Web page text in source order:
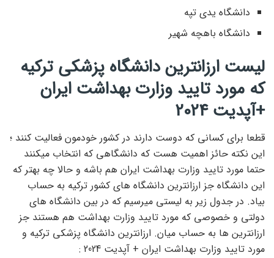
دانشگاه یدی تپه
دانشگاه باهچه شهیر
لیست ارزانترین دانشگاه پزشکی ترکیه
که مورد تایید وزارت بهداشت ایران
+آپدیت 2024
قطعا برای کسانی که دوست دارند در کشور خودمون فعالیت کنند ؛
این نکته حائز اهمیت هست که دانشگاهی که انتخاب میکنند
حتما مورد تایید وزارت بهداشت ایران هم باشه و حالا چه بهتر که
این دانشگاه جز ارزانترین دانشگاه های کشور ترکیه به حساب
بیاد. در جدول زیر به لیستی میرسیم که در بین دانشگاه های
دولتی و خصوصی که مورد تایید وزارت بهداشت هم هستند جز
ارزانترین ها به حساب میان. ارزانترین دانشگاه پزشکی ترکیه و
مورد تایید وزارت بهداشت ایران + آپدیت 2024 :